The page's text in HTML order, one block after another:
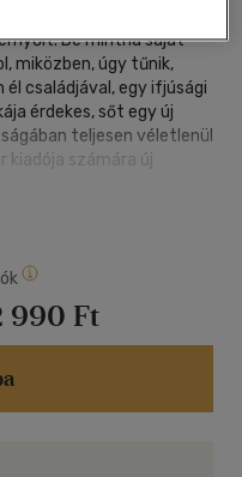
De mintha saját
miközben, úgy tűnik,
családjával, egy ifjúsági
érdekes, sőt egy új
teljesen véletlenül
kiadója számára új
Kerttu jelentkezik be
megváltozik. Ahogy sorsa
nyarakról és
az álom és az ébrenlét
felváltja az elsöprő
megtalálja régi
990 Ft